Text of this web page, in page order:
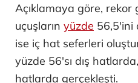
Açıklamaya göre,
uçuşların yüzde 56,5'ini
ise iç hat seferleri
yüzde 56'sı dış
hatlarda gerçekleşti.